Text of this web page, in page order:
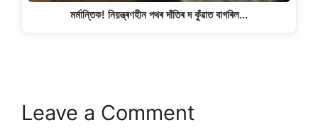
মৰ্মান্তিক! নিয়ন্ত্ৰণহীন পথৰ দাঁতিৰ দ কুঁৱাত বাগৰিল…
Leave a Comment